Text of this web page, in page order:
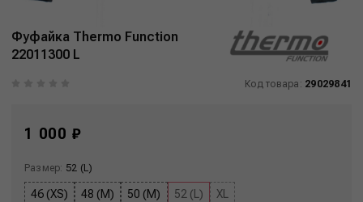
Фуфайка Thermo Function
22011300 L
Код товара: 29029841
1 000 ₽
Размер: 52 (L)
46 (XS) 48 (M) 50 (M) 52 (L) XL